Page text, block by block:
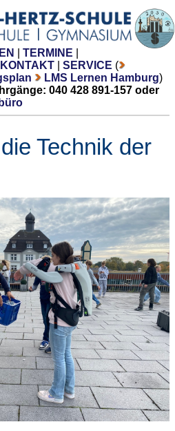
TERMINE
KONTAKT SERVICE (
LMS Lernen Hamburg)
040 428 891-157 oder
Technik der